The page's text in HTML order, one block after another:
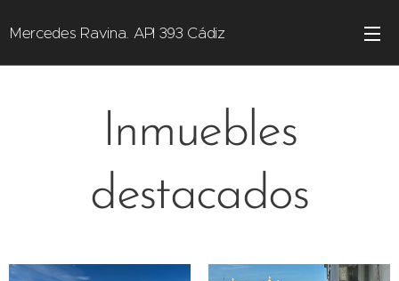
Mercedes Ravina. API 393 Cádiz
Inmuebles
destacados